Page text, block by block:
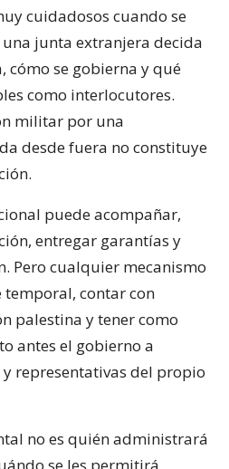
cuidadosos cuando se
junta extranjera decida
cómo se gobierna y qué
como interlocutores.
militar por una
desde fuera no constituye
puede acompañar,
entregar garantías y
Pero cualquier mecanismo
temporal, contar con
palestina y tener como
antes el gobierno a
representativas del propio
no es quién administrará